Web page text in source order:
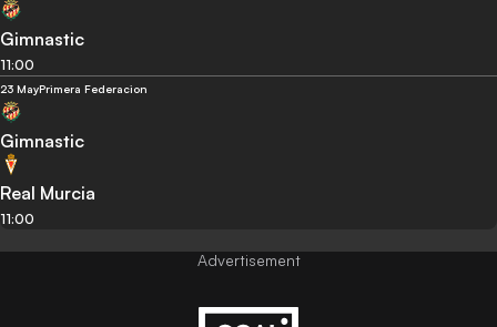
Gimnastic
11:00
23 MayPrimera Federacion
Gimnastic
Real Murcia
11:00